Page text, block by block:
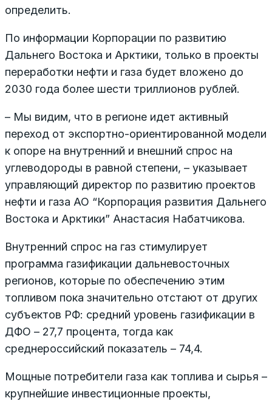
определить.
По информации Корпорации по развитию
Дальнего Востока и Арктики, только в проекты
переработки нефти и газа будет вложено до
2030 года более шести триллионов рублей.
– Мы видим, что в регионе идет активный
переход от экспортно-ориентированной модели
к опоре на внутренний и внешний спрос на
углеводороды в равной степени, – указывает
управляющий директор по развитию проектов
нефти и газа АО “Корпорация развития Дальнего
Востока и Арктики” Анастасия Набатчикова.
Внутренний спрос на газ стимулирует
программа газификации дальневосточных
регионов, которые по обеспечению этим
топливом пока значительно отстают от других
субъектов РФ: средний уровень газификации в
ДФО – 27,7 процента, тогда как
среднероссийский показатель – 74,4.
Мощные потребители газа как топлива и сырья –
крупнейшие инвестиционные проекты,